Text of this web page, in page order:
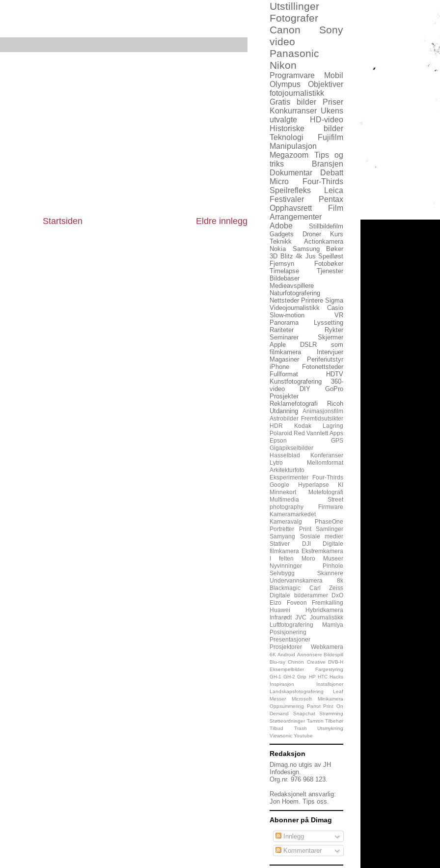
Eldre innlegg
Startsiden
Utstillinger
Fotografer
Canon
Sony
video
Panasonic
Nikon
Programvare
Mobil
Olympus
Objektiver
fotojournalistikk
Gratis bilder
Priser
Konkurranser Ukens
utvalgte
HD-video
Historiske bilder
Teknologi
Fujifilm
Manipulasjon
Megazoom
Tips og
triks
Bransjen
Dokumentar
Debatt
Micro Four-Thirds
Speilrefleks
Leica
Festivaler
Pentax
Opphavsrett
Film
Arrangementer
Adobe
Stillbildefilm
Gadgets
Droner
Kurs
Teknikk
Actionkamera
Nokia
Samsung
Bøker
3D Blitz 4k Jus Speilløst
Fjernsyn
Fotobøker
Timelapse
Tjenester
Bildebaser
Medieavspillere
Naturfotografering
Nettsteder Printere Sigma
Videojournalistikk
Casio
Slow-motion
VR
Panorama
Lyssetting
Rariteter
Rykter
Seminarer
Skjermer
Apple
DSLR som
filmkamera
Intervjuer
Magasiner
Periferiutstyr
iPhone
Fotonettsteder
Fullformat
HDTV
Kunstfotografering
360-
video
DIY
GoPro
Prosjekter
Reklamefotografi
Ricoh
Utdanning
Animasjonsfilm
Astrobilder Fremtidsutsikter
HDR
Kodak
Lagring
Polaroid Red Vanntett Apps
Epson
GPS
Gigapikselbilder
Hasselblad
Konferanser
Lytro
Mellomformat
Arkitekturfoto
Eksperimenter
Four-Thirds
Google
Hyperlapse
KI
Minnekort
Motefotografi
Multimedia
Street
photography
Firmware
Kameramarkedet
Kameravalg
PhaseOne
Portretter
Print
Samlinger
Samyang
Sosiale medier
Stativer
DJI
Digitale
filmkamera Ekstremkamera
I felten
Moro
Museer
Nyvinninger
Pinhole
Selvbygg
Skannere
Undervannskamera
8k
Blackmagic
Carl Zeiss
Digitale bilderammer
DxO
Eizo
Foveon
Fremkalling
Huawei
Hybridkamera
Infrarødt JVC
Journalistikk
Luftfotografering
Mamiya
Posisjonering
Presentasjoner
Prosjektorer
Webkamera
6K Android Annonsere Bildespill
Blu-ray Chinon Creative
DVB-H
Eksempelbilder
Fargestyring
GH-1 GH-2 Grip HP HTC Hacks
Inspirasjon
Installsjoner
Landskapsfotografering
Leaf
Messer
Microsoft
Minikamera
Oppsummering
Parrot Print On
Demand
Snapchat
Strømming
Støtteordninger Tamron Tilbehør
Tilbud
Trash
Utsmykning
Viewsonic Youtube
Redaksjon
Dimag.no utgis av JH
Infodesign.
Org.nr. 976 968 123.
Redaksjonelt ansvarlig:
Jon Hoem. Tips oss.
Abonner på Dimag
Innlegg
Kommentarer